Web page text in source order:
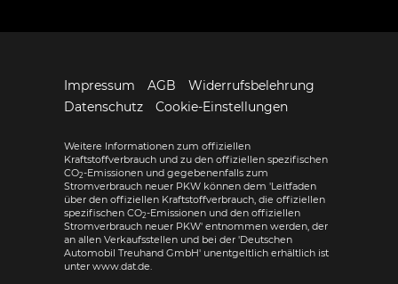
Impressum AGB
Widerrufsbelehrung
Datenschutz
Cookie-Einstellungen
Weitere Informationen zum offiziellen
Kraftstoffverbrauch und zu den offiziellen spezifischen
CO2-Emissionen und gegebenenfalls zum
Stromverbrauch neuer PKW können dem 'Leitfaden
über den offiziellen Kraftstoffverbrauch, die offiziellen
spezifischen CO2-Emissionen und den offiziellen
Stromverbrauch neuer PKW' entnommen werden, der
an allen Verkaufsstellen und bei der 'Deutschen
Automobil Treuhand GmbH' unentgeltlich erhältlich ist
unter www.dat.de.